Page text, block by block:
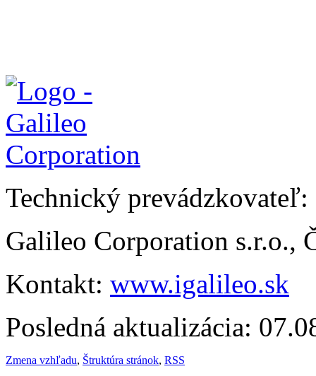
Technický prevádzkovateľ:
Galileo Corporation s.r.o.,
Kontakt: www.igalileo.sk
Posledná aktualizácia:
Zmena vzhľadu, Štruktúra stránok, RSS